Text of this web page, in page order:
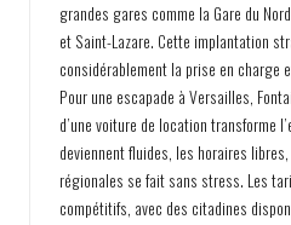
grandes gares comme la Gare du
et Saint-Lazare. Cette implantation
considérablement la prise en charge
Pour une escapade à Versailles,
d’une voiture de location transforme
deviennent fluides, les horaires
régionales se fait sans stress. Les
compétitifs, avec des citadines